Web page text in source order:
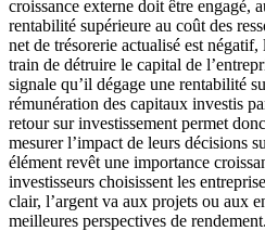
croissance externe doit être engagé,
rentabilité supérieure au coût des
net de trésorerie actualisé est
train de détruire le capital de
signale qu’il dégage une rentabilité
rémunération des capitaux investis
retour sur investissement permet
mesurer l’impact de leurs décisions
élément revêt une importance
investisseurs choisissent les
clair, l’argent va aux projets ou aux
meilleures perspectives de rendement.